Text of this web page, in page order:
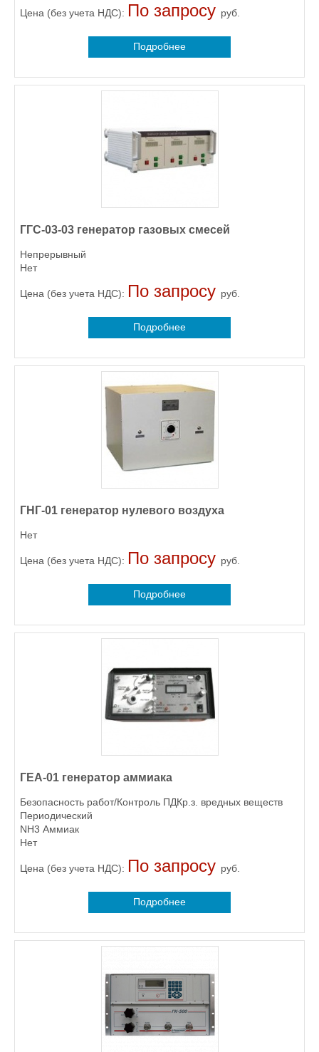
Цена (без учета НДС): По запросу руб.
Подробнее
ГГС-03-03 генератор газовых смесей
Непрерывный
Нет
Цена (без учета НДС): По запросу руб.
Подробнее
ГНГ-01 генератор нулевого воздуха
Нет
Цена (без учета НДС): По запросу руб.
Подробнее
ГЕА-01 генератор аммиака
Безопасность работ/Контроль ПДКр.з. вредных веществ
Периодический
NH3 Аммиак
Нет
Цена (без учета НДС): По запросу руб.
Подробнее